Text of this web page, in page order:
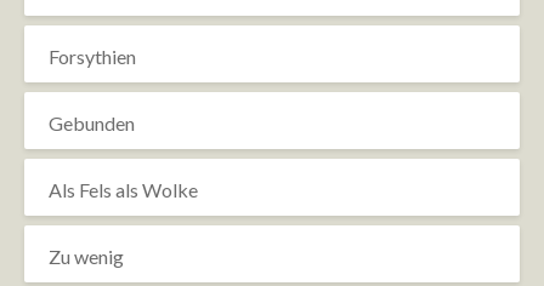
Forsythien
Gebunden
Als Fels als Wolke
Zu wenig